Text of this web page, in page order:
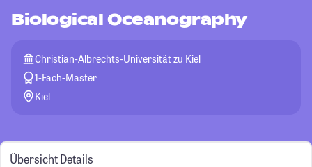
Biological Oceanography
Christian-Albrechts-Universität zu Kiel
1-Fach-Master
Kiel
Übersicht Details